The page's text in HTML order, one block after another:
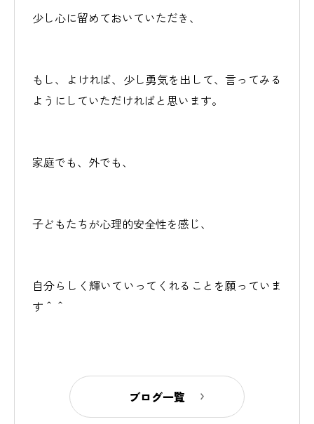
少し心に留めておいていただき、
もし、よければ、少し勇気を出して、言ってみる
ようにしていただければと思います。
家庭でも、外でも、
子どもたちが心理的安全性を感じ、
自分らしく輝いていってくれることを願っていま
す＾＾
ブログ一覧